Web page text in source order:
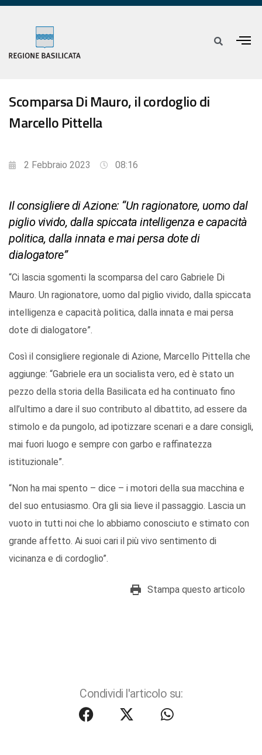
Scomparsa Di Mauro, il cordoglio di
Marcello Pittella
2 Febbraio 2023 08:16
Il consigliere di Azione: “Un ragionatore, uomo dal
piglio vivido, dalla spiccata intelligenza e capacità
politica, dalla innata e mai persa dote di
dialogatore”
“Ci lascia sgomenti la scomparsa del caro Gabriele Di
Mauro. Un ragionatore, uomo dal piglio vivido, dalla spiccata
intelligenza e capacità politica, dalla innata e mai persa
dote di dialogatore”.
Così il consigliere regionale di Azione, Marcello Pittella che
aggiunge: “Gabriele era un socialista vero, ed è stato un
pezzo della storia della Basilicata ed ha continuato fino
all’ultimo a dare il suo contributo al dibattito, ad essere da
stimolo e da pungolo, ad ipotizzare scenari e a dare consigli,
mai fuori luogo e sempre con garbo e raffinatezza
istituzionale”.
“Non ha mai spento – dice – i motori della sua macchina e
del suo entusiasmo. Ora gli sia lieve il passaggio. Lascia un
vuoto in tutti noi che lo abbiamo conosciuto e stimato con
grande affetto. Ai suoi cari il più vivo sentimento di
vicinanza e di cordoglio”.
Stampa questo articolo
Condividi l'articolo su: